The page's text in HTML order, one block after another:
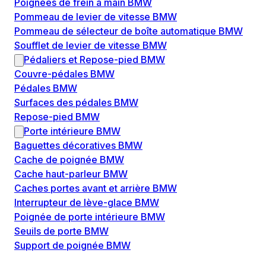
Poignées de frein à main BMW
Pommeau de levier de vitesse BMW
Pommeau de sélecteur de boîte automatique BMW
Soufflet de levier de vitesse BMW
Pédaliers et Repose-pied BMW
Couvre-pédales BMW
Pédales BMW
Surfaces des pédales BMW
Repose-pied BMW
Porte intérieure BMW
Baguettes décoratives BMW
Cache de poignée BMW
Cache haut-parleur BMW
Caches portes avant et arrière BMW
Interrupteur de lève-glace BMW
Poignée de porte intérieure BMW
Seuils de porte BMW
Support de poignée BMW